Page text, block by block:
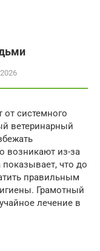
системного
ветеринарный
возникают из-за
что до
правильным
Грамотный
лечение в